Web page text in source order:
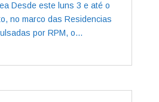
Desde este luns 3 e até o
no marco das Residencias
por RPM, o...